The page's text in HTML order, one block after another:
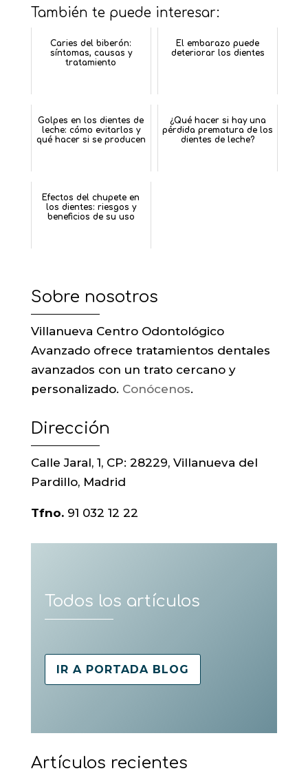
También te puede interesar:
Caries del biberón:
síntomas, causas y
tratamiento
El embarazo puede
deteriorar los dientes
Golpes en los dientes de
leche: cómo evitarlos y
qué hacer si se producen
¿Qué hacer si hay una
pérdida prematura de los
dientes de leche?
Efectos del chupete en
los dientes: riesgos y
beneficios de su uso
Sobre nosotros
Villanueva Centro Odontológico
Avanzado ofrece tratamientos dentales
avanzados con un trato cercano y
personalizado. Conócenos.
Dirección
Calle Jaral, 1, CP: 28229, Villanueva del
Pardillo, Madrid
Tfno.91 032 12 22
Todos los artículos
IR A PORTADA BLOG
Artículos recientes